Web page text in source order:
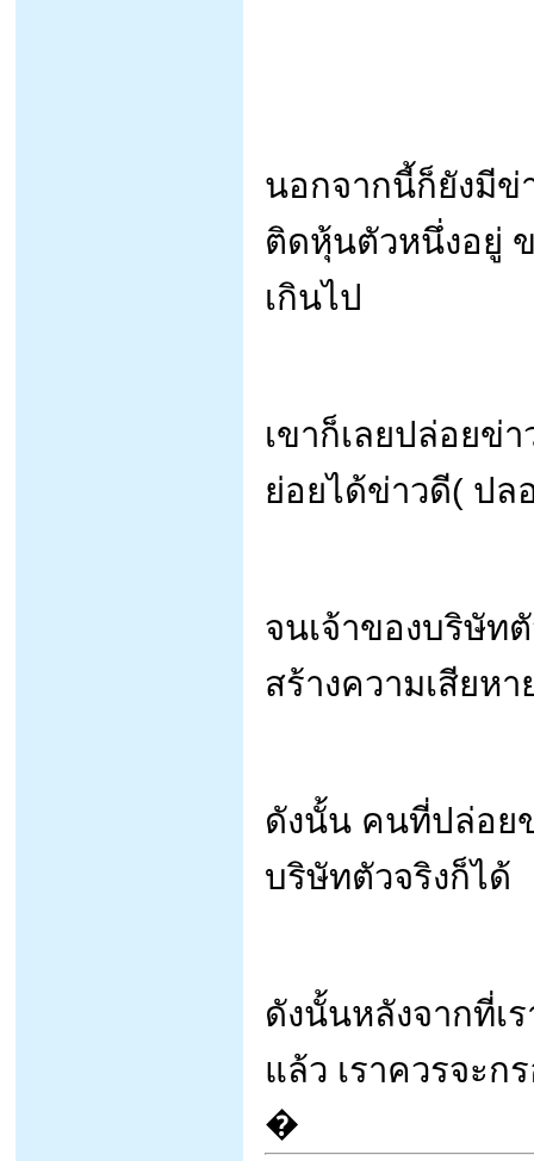
นอกจากนี้ก็ยังมีข่
ติดหุ้นตัวหนึ่งอยู่
เกินไป
เขาก็เลยปล่อยข่
ย่อยได้ข่าวดี( ป
จนเจ้าของบริษัท
สร้างความเสียห
ดังนั้น คนที่ปล่อย
บริษัทตัวจริงก็ได้
ดังนั้นหลังจากที่เ
แล้ว เราควรจะก
�